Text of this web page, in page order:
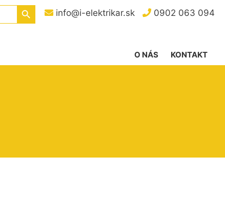
info@i-elektrikar.sk 0902 063 094
Search Button
KONTAKT
O NÁS